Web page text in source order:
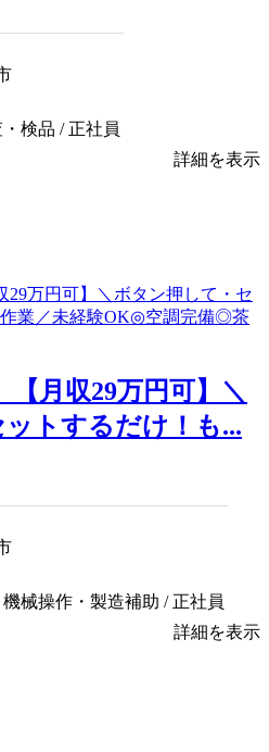
検品 / 正社員
詳細を表示
【月収29万円可】＼
トするだけ！も...
械操作・製造補助 / 正社員
詳細を表示